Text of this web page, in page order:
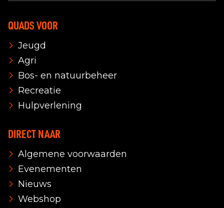
QUADS VOOR
Jeugd
Agri
Bos- en natuurbeheer
Recreatie
Hulpverlening
DIRECT NAAR
Algemene voorwaarden
Evenementen
Nieuws
Webshop